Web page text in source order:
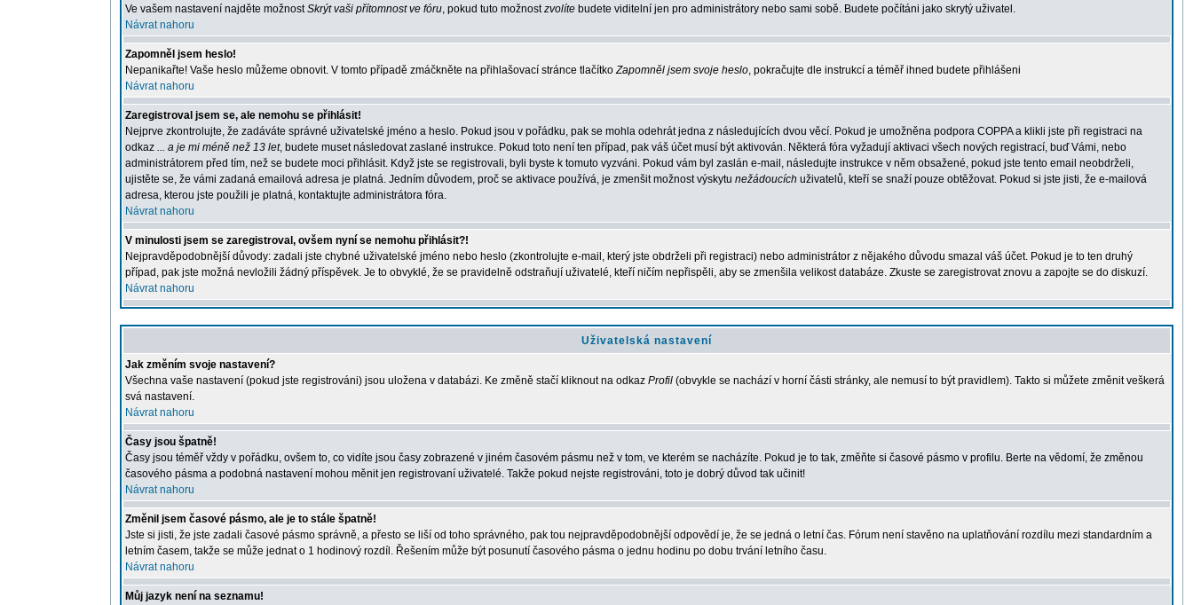
Ve vašem nastavení najděte možnostSkrýt vaši přítomnost ve fóru, pokud tuto možnostzvolíte budete viditelní jen pro administrátory nebo sami sobě. Budete počítáni jako skrytý uživatel.
Návrat nahoru
Zapomněl jsem heslo!
Nepanikařte! Vaše heslo můžeme obnovit. V tomto případě zmáčkněte na přihlašovací stránce tlačítkoZapomněl jsem svoje heslo, pokračujte dle instrukcí a téměř ihned budete přihlášeni
Návrat nahoru
Zaregistroval jsem se, ale nemohu se přihlásit!
Nejprve zkontrolujte, že zadáváte správné uživatelské jméno a heslo. Pokud jsou v pořádku, pak se mohla odehrát jedna z následujících dvou věcí. Pokud je umožněna podpora COPPA a klikli jste při registraci na
odkaz ... a je mi méně než 13 let, budete muset následovat zaslané instrukce. Pokud toto není ten případ, pak váš účet musí být aktivován. Některá fóra vyžadují aktivaci všech nových registrací, buď Vámi, nebo
administrátorem před tím, než se budete moci přihlásit. Když jste se registrovali, byli byste k tomuto vyzváni. Pokud vám byl zaslán e-mail, následujte instrukce v něm obsažené, pokud jste tento email neobdrželi,
ujistěte se, že vámi zadaná emailová adresa je platná. Jedním důvodem, proč se aktivace používá, je zmenšit možnost výskytu nežádoucích uživatelů, kteří se snaží pouze obtěžovat. Pokud si jste jisti, že e-mailová
adresa, kterou jste použili je platná, kontaktujte administrátora fóra.
Návrat nahoru
V minulosti jsem se zaregistroval, ovšem nyní se nemohu přihlásit?!
Nejpravděpodobnější důvody: zadali jste chybné uživatelské jméno nebo heslo (zkontrolujte e-mail, který jste obdrželi při registraci) nebo administrátor z nějakého důvodu smazal váš účet. Pokud je to ten druhý
případ, pak jste možná nevložili žádný příspěvek. Je to obvyklé, že se pravidelně odstraňují uživatelé, kteří ničím nepřispěli, aby se zmenšila velikost databáze. Zkuste se zaregistrovat znovu a zapojte se do diskuzí.
Návrat nahoru
Uživatelská nastavení
Jak změním svoje nastavení?
Všechna vaše nastavení (pokud jste registrováni) jsou uložena v databázi. Ke změně stačí kliknout na odkaz Profil (obvykle se nachází v horní části stránky, ale nemusí to být pravidlem). Takto si můžete změnit veškerá
svá nastavení.
Návrat nahoru
Časy jsou špatně!
Časy jsou téměř vždy v pořádku, ovšem to, co vidíte jsou časy zobrazené v jiném časovém pásmu než v tom, ve kterém se nacházíte. Pokud je to tak, změňte si časové pásmo v profilu. Berte na vědomí, že změnou
časového pásma a podobná nastavení mohou měnit jen registrovaní uživatelé. Takže pokud nejste registrováni, toto je dobrý důvod tak učinit!
Návrat nahoru
Změnil jsem časové pásmo, ale je to stále špatně!
Jste si jisti, že jste zadali časové pásmo správně, a přesto se liší od toho správného, pak tou nejpravděpodobnější odpovědí je, že se jedná o letní čas. Fórum není stavěno na uplatňování rozdílu mezi standardním a
letním časem, takže se může jednat o 1 hodinový rozdíl. Řešením může být posunutí časového pásma o jednu hodinu po dobu trvání letního času.
Návrat nahoru
Můj jazyk není na seznamu!